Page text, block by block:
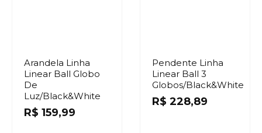
Arandela Linha
Linear Ball Globo
De
Luz/Black&White
R$ 159,99
Pendente Linha
Linear Ball 3
Globos/Black&White
R$ 228,89